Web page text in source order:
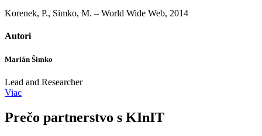
Korenek, P., Simko, M. – World Wide Web, 2014
Autori
Marián Šimko
Lead and Researcher
Viac
Prečo partnerstvo s KInIT